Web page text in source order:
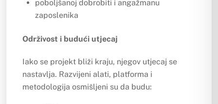
poboljšanoj dobrobiti i angažmanu
zaposlenika
Održivost i budući utjecaj
Iako se projekt bliži kraju, njegov utjecaj se
nastavlja. Razvijeni alati, platforma i
metodologija osmišljeni su da budu: